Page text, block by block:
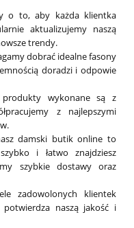
o to, aby każda klientka
aktualizujemy naszą
trendy.
dobrać idealne fasony
doradzi i odpowie
wykonane są z
z najlepszymi
damski butik online to
i łatwo znajdziesz
szybkie dostawy oraz
zadowolonych klientek
naszą jakość i